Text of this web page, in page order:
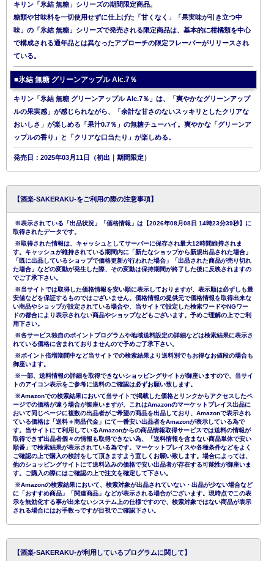
キリン「氷結 無糖」シリーズの期間限定商品。
糖類や甘味料を一切使用せずに仕上げた「甘くなく」「果実味が引き立つ中
味」の「氷結 無糖」シリーズで発売される限定商品は、基本的に柑橘類を中心
で構成される通年品とは異なったアプローチの限定フレーバーがリリースされ
ている。
■氷結 無糖 グリーンアップル Alc.7％
キリン「氷結 無糖 グリーンアップル Alc.7％」は、「爽やかなグリーンアップ
ルの果実感」が感じられながら、「余計な甘さのないスッキリとしたクリアな
おいしさ」が楽しめる「果汁0.7％」の無糖チューハイ。爽やかな「グリーンア
ップルの香り」と「クリアな口当たり」が楽しめる。
発売日：2025年03月11日（初出｜期間限定）
【酒楽-SAKERAKU-をご利用の際の注意事項】
※表示されている「出品状況」「価格情報」は【2026年08月08日 14時23分39秒】に
取得されたデータです。
※取得された情報は、キャッシュとしてサーバーに保存され最大12時間維持されま
す。キャッシュが維持されている期間内に「新たなショップから新規出品された場合」
「既に出品しているショップで価格更新が行われた場合」「出品された商品が売り切れ
た場合」などの変動が発生した際、その変動は保持期間が終了した後に反映されますの
でご了承下さい。
※当サイトでは取得した価格情報を安い順に表示しておりますが、表示順は必ずしも最
安値などを保証するものではございません。価格情報の提供元で価格情報を取得出来な
い商品やショップが設定されている場合や、当サイトで設定した検索ワードやNGワー
ドの都合により表示されない商品やショップなどもございます。予めご理解の上でご利
用下さい。
※各サービス独自のポイントプログラムや地域送料設定の詳細などは検索結果に表示さ
れている価格に含まれておりませんので予めご了承下さい。
※ポイント倍増期間中など当サイトでの検索結果より送料別でもお得なお値段の場合も
御座います。
※一部、送料情報の詳細を取得できないショッピングサイトが御座いますので、当サイ
トのアイコン表示をご参考に送料のご確認は必ずお願い致します。
※Amazonでの検索結果において当サイトで掲載した価格とリンクからアクセスしたペ
ージでの価格が違う場合が御座いますが、これはAmazonのマーケットプレイス出品に
おいて同じページに複数の出品者がご希望の商品を出品しており、Amazonで表示され
ている価格は「送料＋商品代金」にて一番安い出品者をAmazonが表示している為で
す。当サイトにて利用しているAmazonからの商品情報取得サービスでは送料の情報が
取得できず出品者個々の情報も取得できない為、「送料情報を含まない商品単体で安い
順番」で検索結果が表示されている為です。マーケットプレイスや各種条件などをよく
ご確認の上で購入の検討をして頂きますよう宜しくお願い致します。場合によっては、
他のショッピングサイトにて送料込みの価格で安い出品者が存在する可能性が御座いま
す。ご購入の際にはご確認の上で注文を確定して下さい。
※Amazonの検索結果において、検索対象が出品されていない・出品が少ない場合など
に「おすすめ商品」「関連商品」などが表示される場合がございます。現時点でこの表
示を無効化する事が出来ないシステム上の仕様ですので、検索対象ではない商品が表示
される場合にはお手数っですが目視でご確認下さい。
【酒楽-SAKERAKU-が利用しているプログラムに関して】